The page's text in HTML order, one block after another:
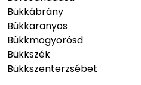
Bükkábrány
Bükkaranyos
Bükkmogyorósd
Bükkszék
Bükkszenterzsébet